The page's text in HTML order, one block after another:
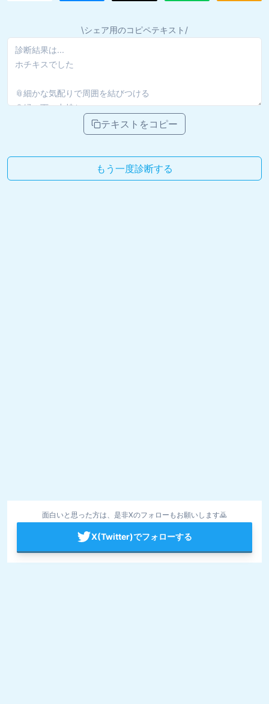
\シェア用のコピペテキスト/
テキストをコピー
もう一度診断する
面白いと思った方は、是非Xのフォローもお願いします🙇
X(Twitter)でフォローする